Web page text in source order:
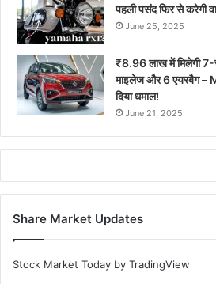
पहली पसंद फिर से करेगी
June 25, 2025
₹8.96 लाख में मिलेगी 7-
माइलेज और 6 एयरबैग
दिया धमाल!
June 21, 2025
Share Market Updates
Stock Market Today by TradingView